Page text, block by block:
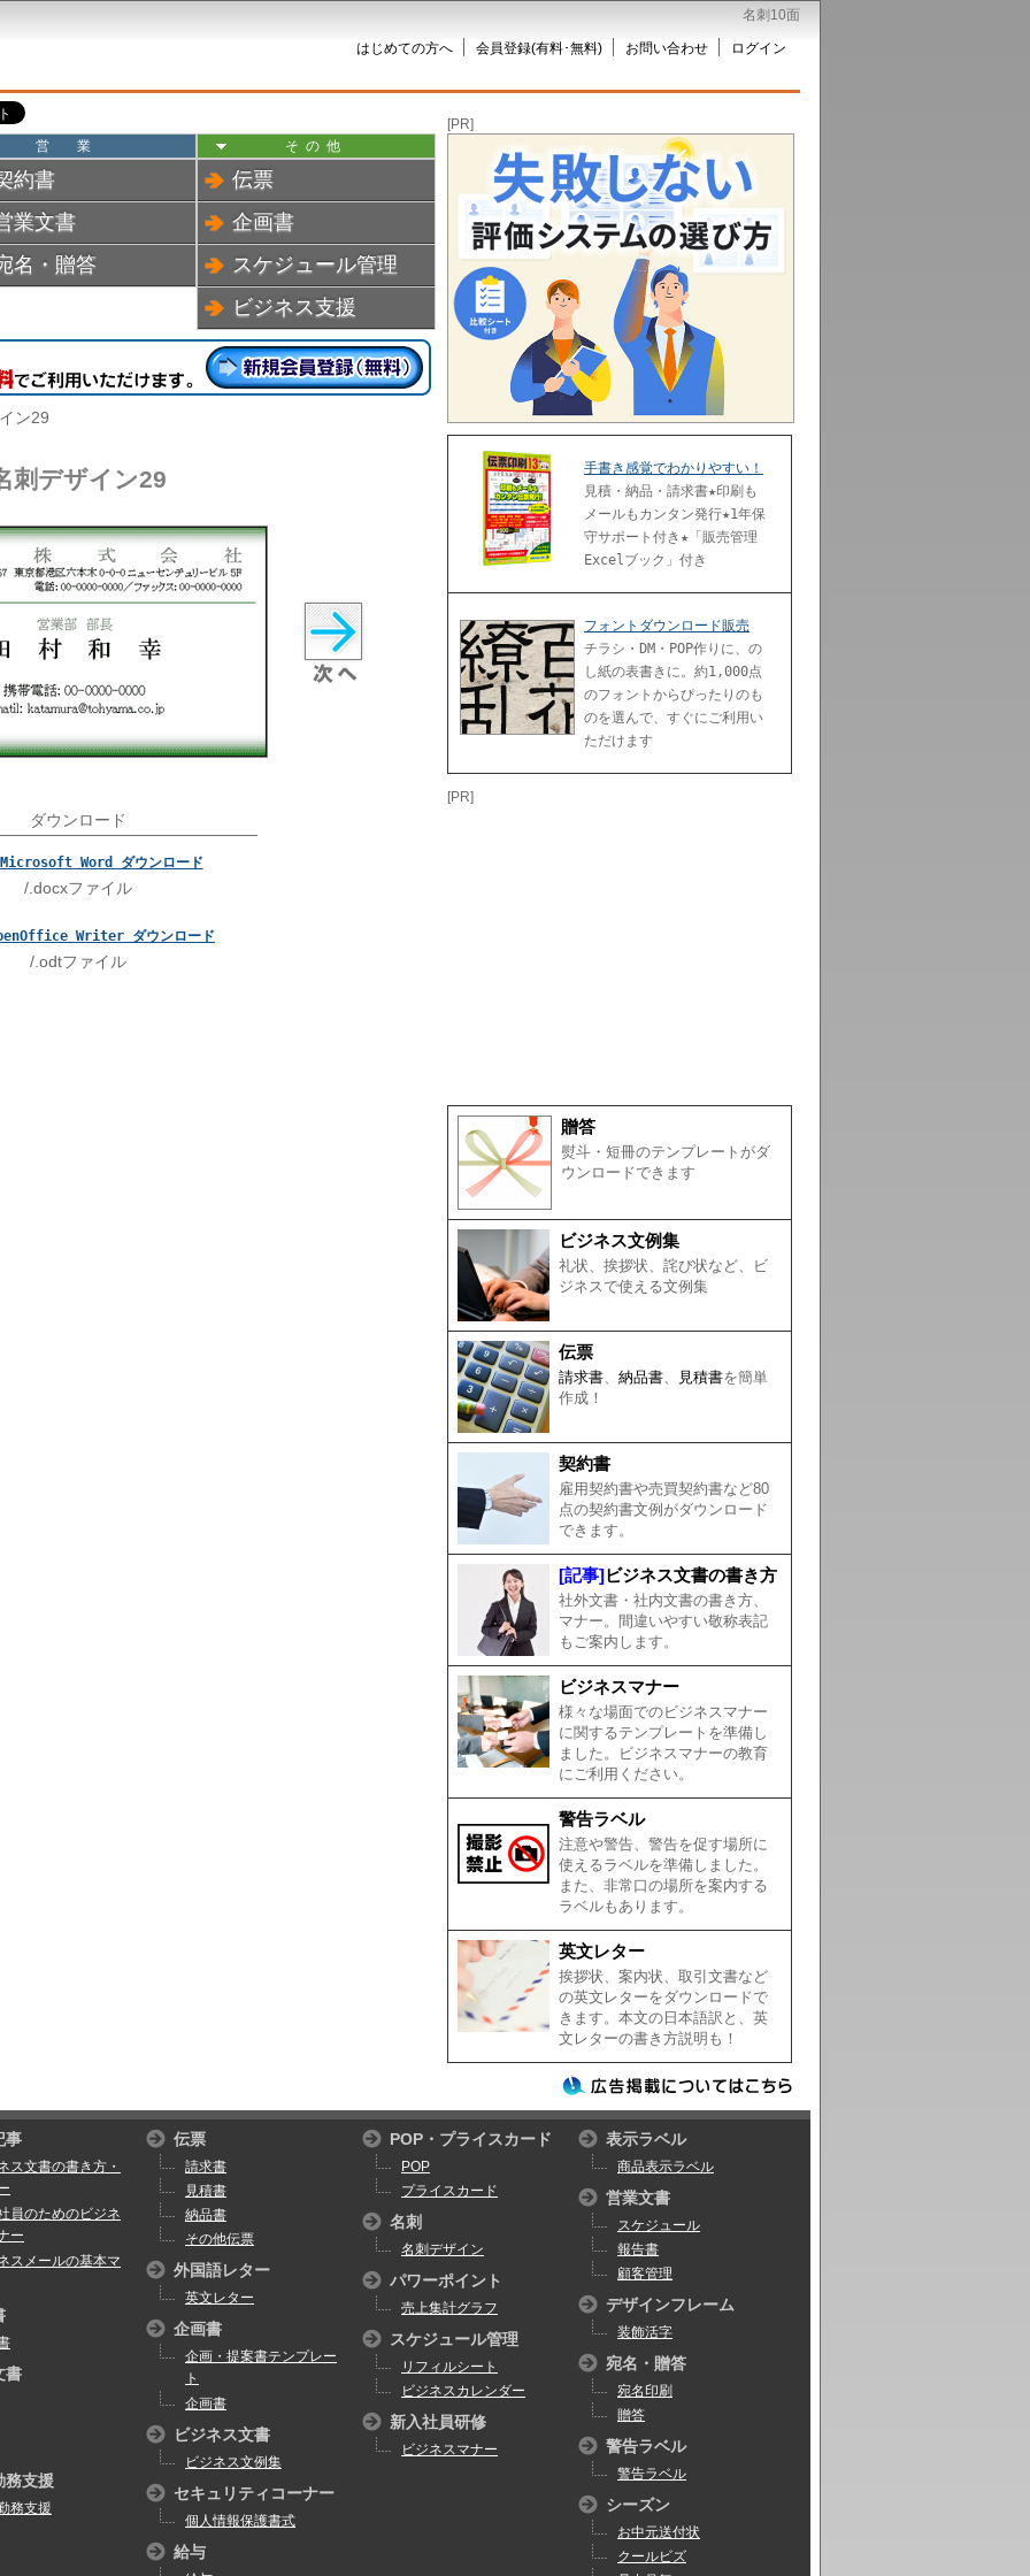
名刺10面
はじめての方へ 会員登録(有料･無料) お問い合わせ ログイン
営業
約書
業文書
名・贈答
その他
伝票
企画書
スケジュール管理
ビジネス支援
ン29
刺デザイン29
ダウンロード
Microsoft Word ダウンロード
/.docxファイル
Writer ダウンロード
/.odtファイル
[PR]
手書き感覚でわかりやすい！
見積・納品・請求書★印刷も
メールもカンタン発行★1年保
守サポート付き★「販売管理
Excelブック」付き
フォントダウンロード販売
チラシ・DM・POP作りに、の
し紙の表書きに。約1,000点
のフォントからぴったりのも
のを選んで、すぐにご利用い
ただけます
[PR]
贈答
熨斗・短冊のテンプレートがダ
ウンロードできます
ビジネス文例集
礼状、挨拶状、詫び状など、ビ
ジネスで使える文例集
伝票
請求書、 納品書、 見積書を簡単
作成！
契約書
雇用契約書や売買契約書など80
点の契約書文例がダウンロード
できます。
[記事] ビジネス文書の書き方
社外文書・社内文書の書き方、
マナー。間違いやすい敬称表記
もご案内します。
ビジネスマナー
様々な場面でのビジネスマナー
に関するテンプレートを準備し
ました。ビジネスマナーの教育
にご利用ください。
警告ラベル
注意や警告、警告を促す場所に
使えるラベルを準備しました。
また、非常口の場所を案内する
ラベルもあります。
英文レター
挨拶状、案内状、取引文書など
の英文レターをダウンロードで
きます。本文の日本語訳と、英
文レターの書き方説明も！
事
ス文書の書き方・
員のためのビジネ
ー
スメールの基本マ
書
務支援
務支援
伝票
請求書
見積書
納品書
その他伝票
外国語レター
英文レター
企画書
企画・提案書テンプレー
ト
企画書
ビジネス文書
ビジネス文例集
セキュリティコーナー
個人情報保護書式
給与
POP・プライスカード
POP
プライスカード
名刺
名刺デザイン
パワーポイント
売上集計グラフ
スケジュール管理
リフィルシート
ビジネスカレンダー
新入社員研修
ビジネスマナー
表示ラベル
商品表示ラベル
営業文書
スケジュール
報告書
顧客管理
デザインフレーム
装飾活字
宛名・贈答
宛名印刷
贈答
警告ラベル
警告ラベル
シーズン
お中元送付状
クールビズ